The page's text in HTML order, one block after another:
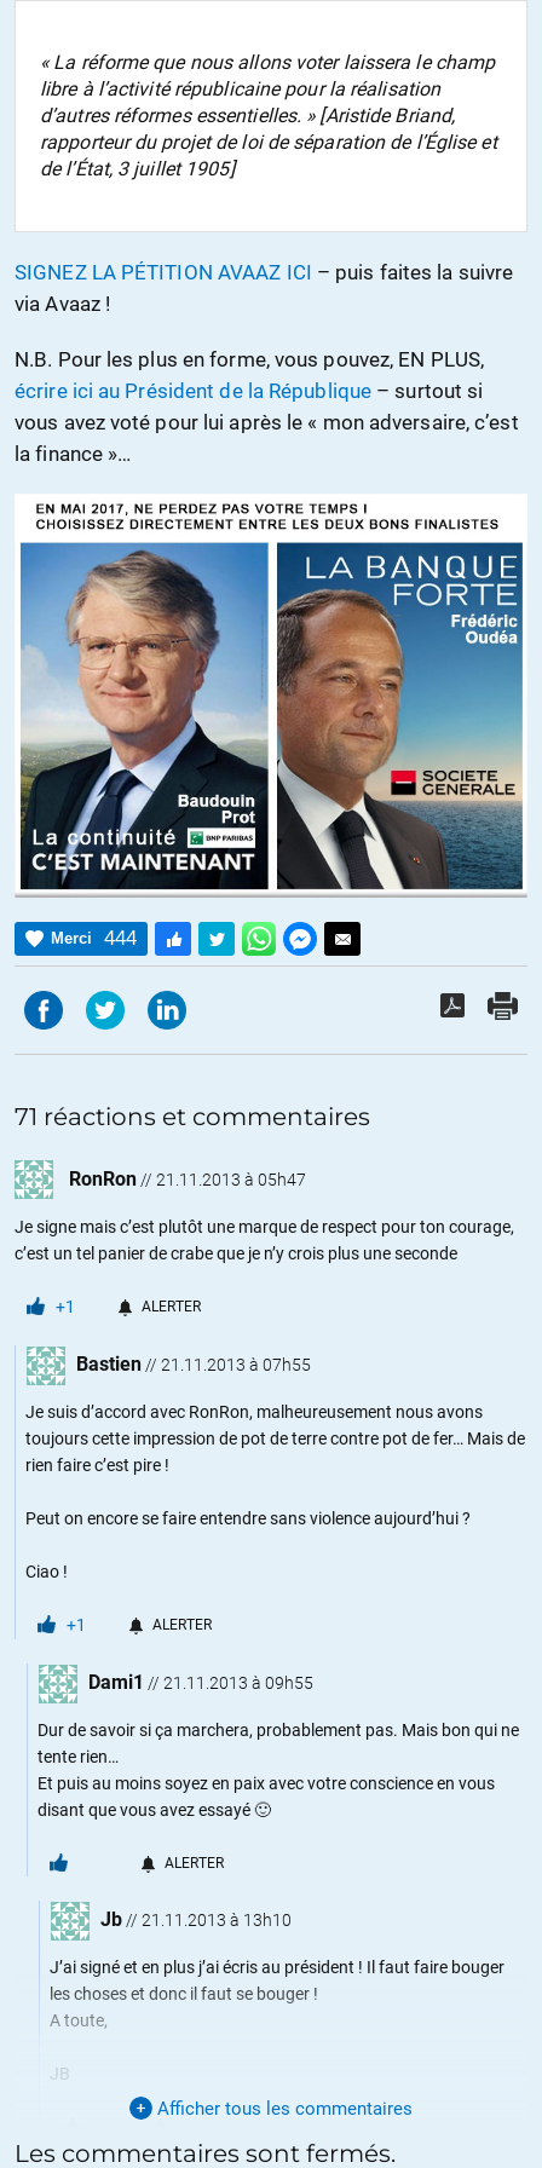
« La réforme que nous allons voter laissera le champ
libre à l’activité républicaine pour la réalisation
d’autres réformes essentielles. » [Aristide Briand,
rapporteur du projet de loi de séparation de l’Église et
de l’État, 3 juillet 1905]
SIGNEZ LA PÉTITION AVAAZ ICI – puis faites la suivre
via Avaaz !
N.B. Pour les plus en forme, vous pouvez, EN PLUS,
écrire ici au Président de la République – surtout si
vous avez voté pour lui après le « mon adversaire, c’est
la finance »…
Merci 444
71 réactions et commentaires
RonRon // 21.11.2013 à 05h47
Je signe mais c’est plutôt une marque de respect pour ton courage,
c’est un tel panier de crabe que je n’y crois plus une seconde
+1 ALERTER
Bastien // 21.11.2013 à 07h55
Je suis d’accord avec RonRon, malheureusement nous avons
toujours cette impression de pot de terre contre pot de fer… Mais de
rien faire c’est pire !
Peut on encore se faire entendre sans violence aujourd’hui ?
Ciao !
+1 ALERTER
Dami1 // 21.11.2013 à 09h55
Dur de savoir si ça marchera, probablement pas. Mais bon qui ne
tente rien…
Et puis au moins soyez en paix avec votre conscience en vous
disant que vous avez essayé 🙂
ALERTER
Jb // 21.11.2013 à 13h10
J’ai signé et en plus j’ai écris au président ! Il faut faire bouger
les choses et donc il faut se bouger !
A toute,
JB
Afficher tous les commentaires
Les commentaires sont fermés.